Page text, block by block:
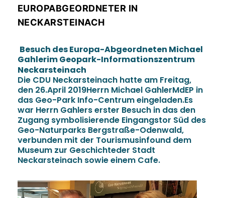
EUROPABGEORDNETER IN
NECKARSTEINACH
Besuch des Europa-Abgeordneten Michael
Gahlerim Geopark-Informationszentrum
Neckarsteinach
Die CDU Neckarsteinach hatte am Freitag,
den 26.April 2019Herrn Michael GahlerMdEP in
das Geo-Park Info-Centrum eingeladen.Es
war Herrn Gahlers erster Besuch in das den
Zugang symbolisierende Eingangstor Süd des
Geo-Naturparks Bergstraße-Odenwald,
verbunden mit der Tourismusinfound dem
Museum zur Geschichteder Stadt
Neckarsteinach sowie einem Cafe.